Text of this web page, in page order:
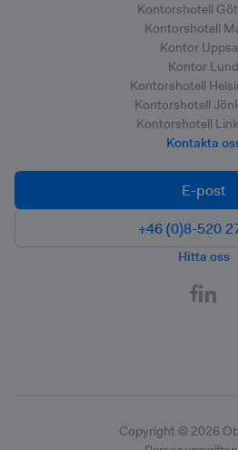
Kontorshotell
Kontorshotell
Kontor
Kontor Lund
Kontorshotell
Kontorshotell
Kontorshotell
Kontakta
E-post
+46 (0)8-520
Hitta oss
Copyright © 2026